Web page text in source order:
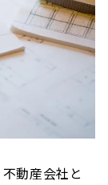
動産会社と